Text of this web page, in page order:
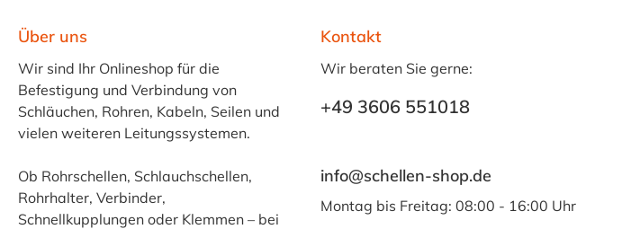
Über uns
Wir sind Ihr Onlineshop für die
Befestigung und Verbindung von
Schläuchen, Rohren, Kabeln, Seilen und
vielen weiteren Leitungssystemen.
Ob Rohrschellen, Schlauchschellen,
Rohrhalter, Verbinder,
Schnellkupplungen oder Klemmen – bei
Kontakt
Wir beraten Sie gerne:
+49 3606 551018
info@schellen-shop.de
Montag bis Freitag: 08:00 - 16:00 Uhr